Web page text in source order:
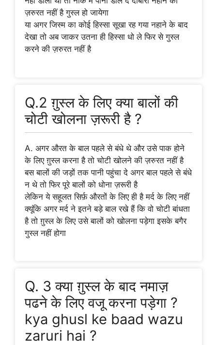
ज़रुरत नहीं है गुस्ल हो जायेगा
या अगर जिस्म का कोई हिस्सा सूखा रह गया नहाने के बाद
देखा तो अब जाकर उतना ही हिस्सा धो ले फिर से गुस्ल
करने की ज़रुरत नहीं है
Q.2 ग़ुस्ल के लिए क्या बालों की
चोटी खोलना ज़रूरी है ?
A. अगर औरत के बाल पहले से बंधे थे और उसे पाक होने
के लिए ग़ुस्ल करना है तो चोटी खोलने की ज़रुरत नहीं है
बस बालों की जड़ों तक पानी पहुंचा दे अगर बाल पहले से बंधे
न थे तो फिर पूरे बालों को धोना ज़रूरी है
लेकिन ये सहूलत सिर्फ़ औरतों के लिए ही है मर्द के लिए नहीं
क्यूंकि अगर मर्द ने इतने बड़े बाल रखे हैं कि वो चोटी बांधता
है तो ग़ुस्ल के लिए उसे बालों को खोलना पड़ेगा इसके बगैर
गुस्ल नहीं होगा
Q. 3 क्या ग़ुस्ल के बाद नमाज़
पढने के लिए वजू करना पड़ेगा ?
kya ghusl ke baad wazu
zaruri hai ?